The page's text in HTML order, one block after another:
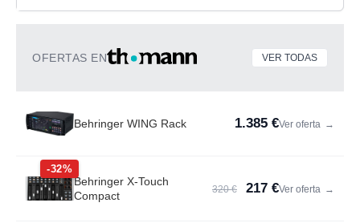
OFERTAS EN VER TODAS
Behringer WING Rack 1.385 €Ver oferta →
-32%
Behringer X-Touch
Compact
320 € 217 €Ver oferta →